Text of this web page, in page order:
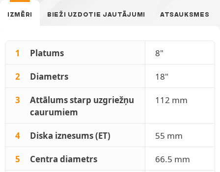
IZMĒRI BIEŽI UZDOTIE JAUTĀJUMI ATSAUKSMES
1 Platums 8"
2 Diametrs 18"
3
Attālums starp uzgriežņu
caurumiem
112 mm
4 Diska iznesums (ET) 55 mm
5 Centra diametrs 66.5 mm